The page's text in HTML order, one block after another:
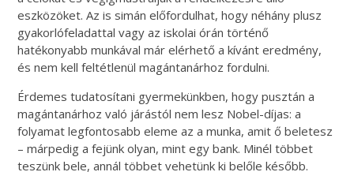
eszközöket. Az is simán előfordulhat, hogy néhány plusz
gyakorlófeladattal vagy az iskolai órán történő
hatékonyabb munkával már elérhető a kívánt eredmény,
és nem kell feltétlenül magántanárhoz fordulni.
Érdemes tudatosítani gyermekünkben, hogy pusztán a
magántanárhoz való járástól nem lesz Nobel-díjas: a
folyamat legfontosabb eleme az a munka, amit ő beletesz
– márpedig a fejünk olyan, mint egy bank. Minél többet
teszünk bele, annál többet vehetünk ki belőle később.